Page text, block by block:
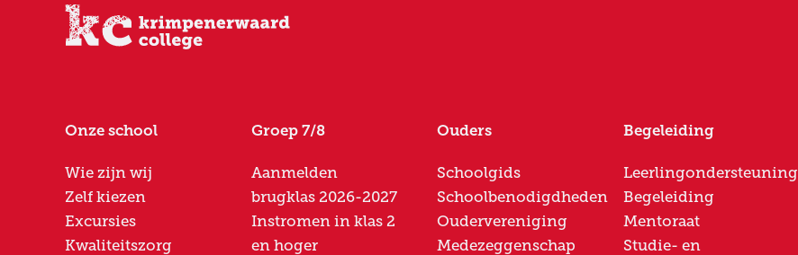
Onze school
Wie zijn wij
Zelf kiezen
Excursies
Kwaliteitszorg
Groep 7/8
Aanmelden
brugklas 2026-2027
Instromen in klas 2
en hoger
Ouders
Schoolgids
Schoolbenodigdheden
Oudervereniging
Medezeggenschap
Begeleiding
Leerlingondersteuning
Begeleiding
Mentoraat
Studie- en